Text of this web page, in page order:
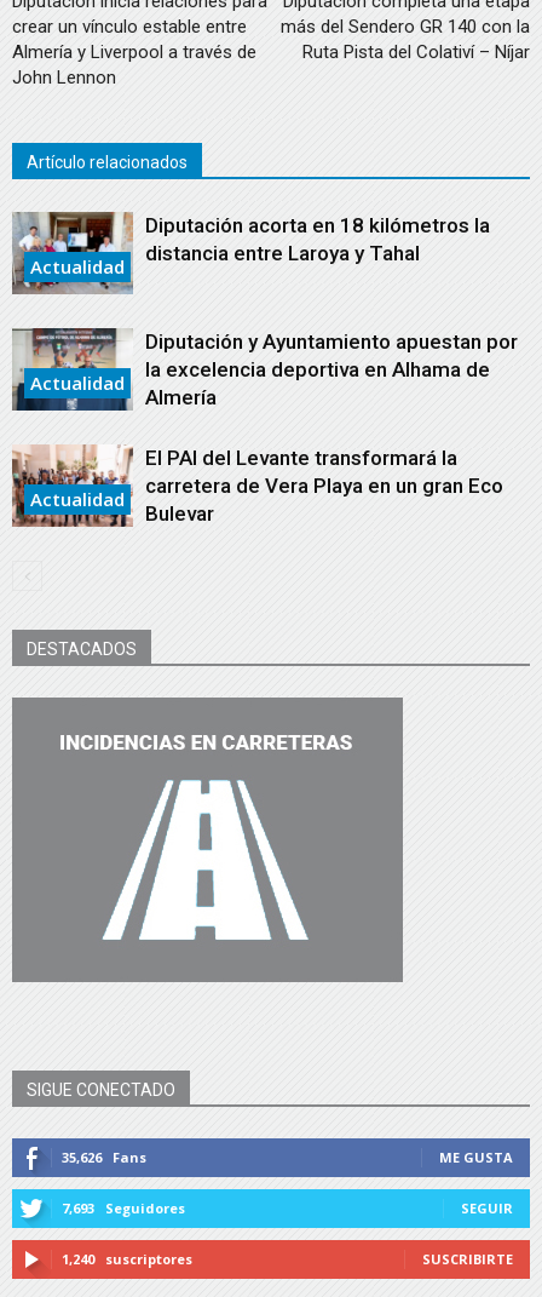
crear un vínculo estable entre
Almería y Liverpool a través de
John Lennon
más del Sendero GR 140 con la
Ruta Pista del Colativí – Níjar
Artículo relacionados
Actualidad
Diputación acorta en 18 kilómetros la
distancia entre Laroya y Tahal
Actualidad
Diputación y Ayuntamiento apuestan por
la excelencia deportiva en Alhama de
Almería
Actualidad
El PAI del Levante transformará la
carretera de Vera Playa en un gran Eco
Bulevar
DESTACADOS
SIGUE CONECTADO
35,626 Fans ME GUSTA
7,693 Seguidores SEGUIR
1,240 suscriptores SUSCRIBIRTE